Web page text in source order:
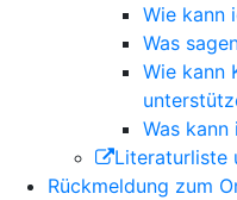
Wie kann
Was
Wie kann
Was kann
Literaturliste
Rückmeldung zum